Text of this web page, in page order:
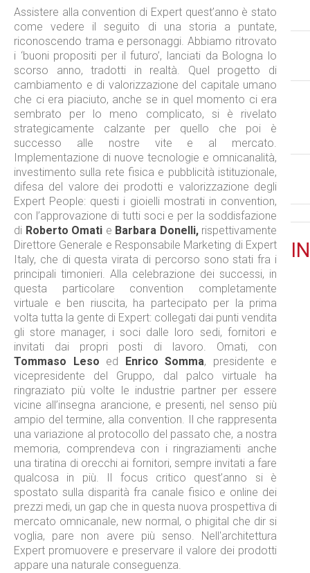
Assistere alla convention di Expert quest’anno è stato
come vedere il seguito di una storia a puntate,
riconoscendo trama e personaggi. Abbiamo ritrovato
i ‘buoni propositi per il futuro’, lanciati da Bologna lo
scorso anno, tradotti in realtà. Quel progetto di
cambiamento e di valorizzazione del capitale umano
che ci era piaciuto, anche se in quel momento ci era
sembrato per lo meno complicato, si è rivelato
strategicamente calzante per quello che poi è
successo alle nostre vite e al mercato.
Implementazione di nuove tecnologie e omnicanalità,
investimento sulla rete fisica e pubblicità istituzionale,
difesa del valore dei prodotti e valorizzazione degli
Expert People: questi i gioielli mostrati in convention,
con l’approvazione di tutti soci e per la soddisfazione
di Roberto Omati e Barbara Donelli,rispettivamente
Direttore Generale e Responsabile Marketing di Expert
Italy, che di questa virata di percorso sono stati fra i
principali timonieri. Alla celebrazione dei successi, in
questa particolare convention completamente
virtuale e ben riuscita, ha partecipato per la prima
volta tutta la gente di Expert: collegati dai punti vendita
gli store manager, i soci dalle loro sedi, fornitori e
invitati dai propri posti di lavoro. Omati, con
Tommaso Leso ed Enrico Somma, presidente e
vicepresidente del Gruppo, dal palco virtuale ha
ringraziato più volte le industrie partner per essere
vicine all’insegna arancione, e presenti, nel senso più
ampio del termine, alla convention. Il che rappresenta
una variazione al protocollo del passato che, a nostra
memoria, comprendeva con i ringraziamenti anche
una tiratina di orecchi ai fornitori, sempre invitati a fare
qualcosa in più. Il focus critico quest’anno si è
spostato sulla disparità fra canale fisico e online dei
prezzi medi, un gap che in questa nuova prospettiva di
mercato omnicanale, new normal, o phigital che dir si
voglia, pare non avere più senso. Nell'architettura
Expert promuovere e preservare il valore dei prodotti
appare una naturale conseguenza.
IN